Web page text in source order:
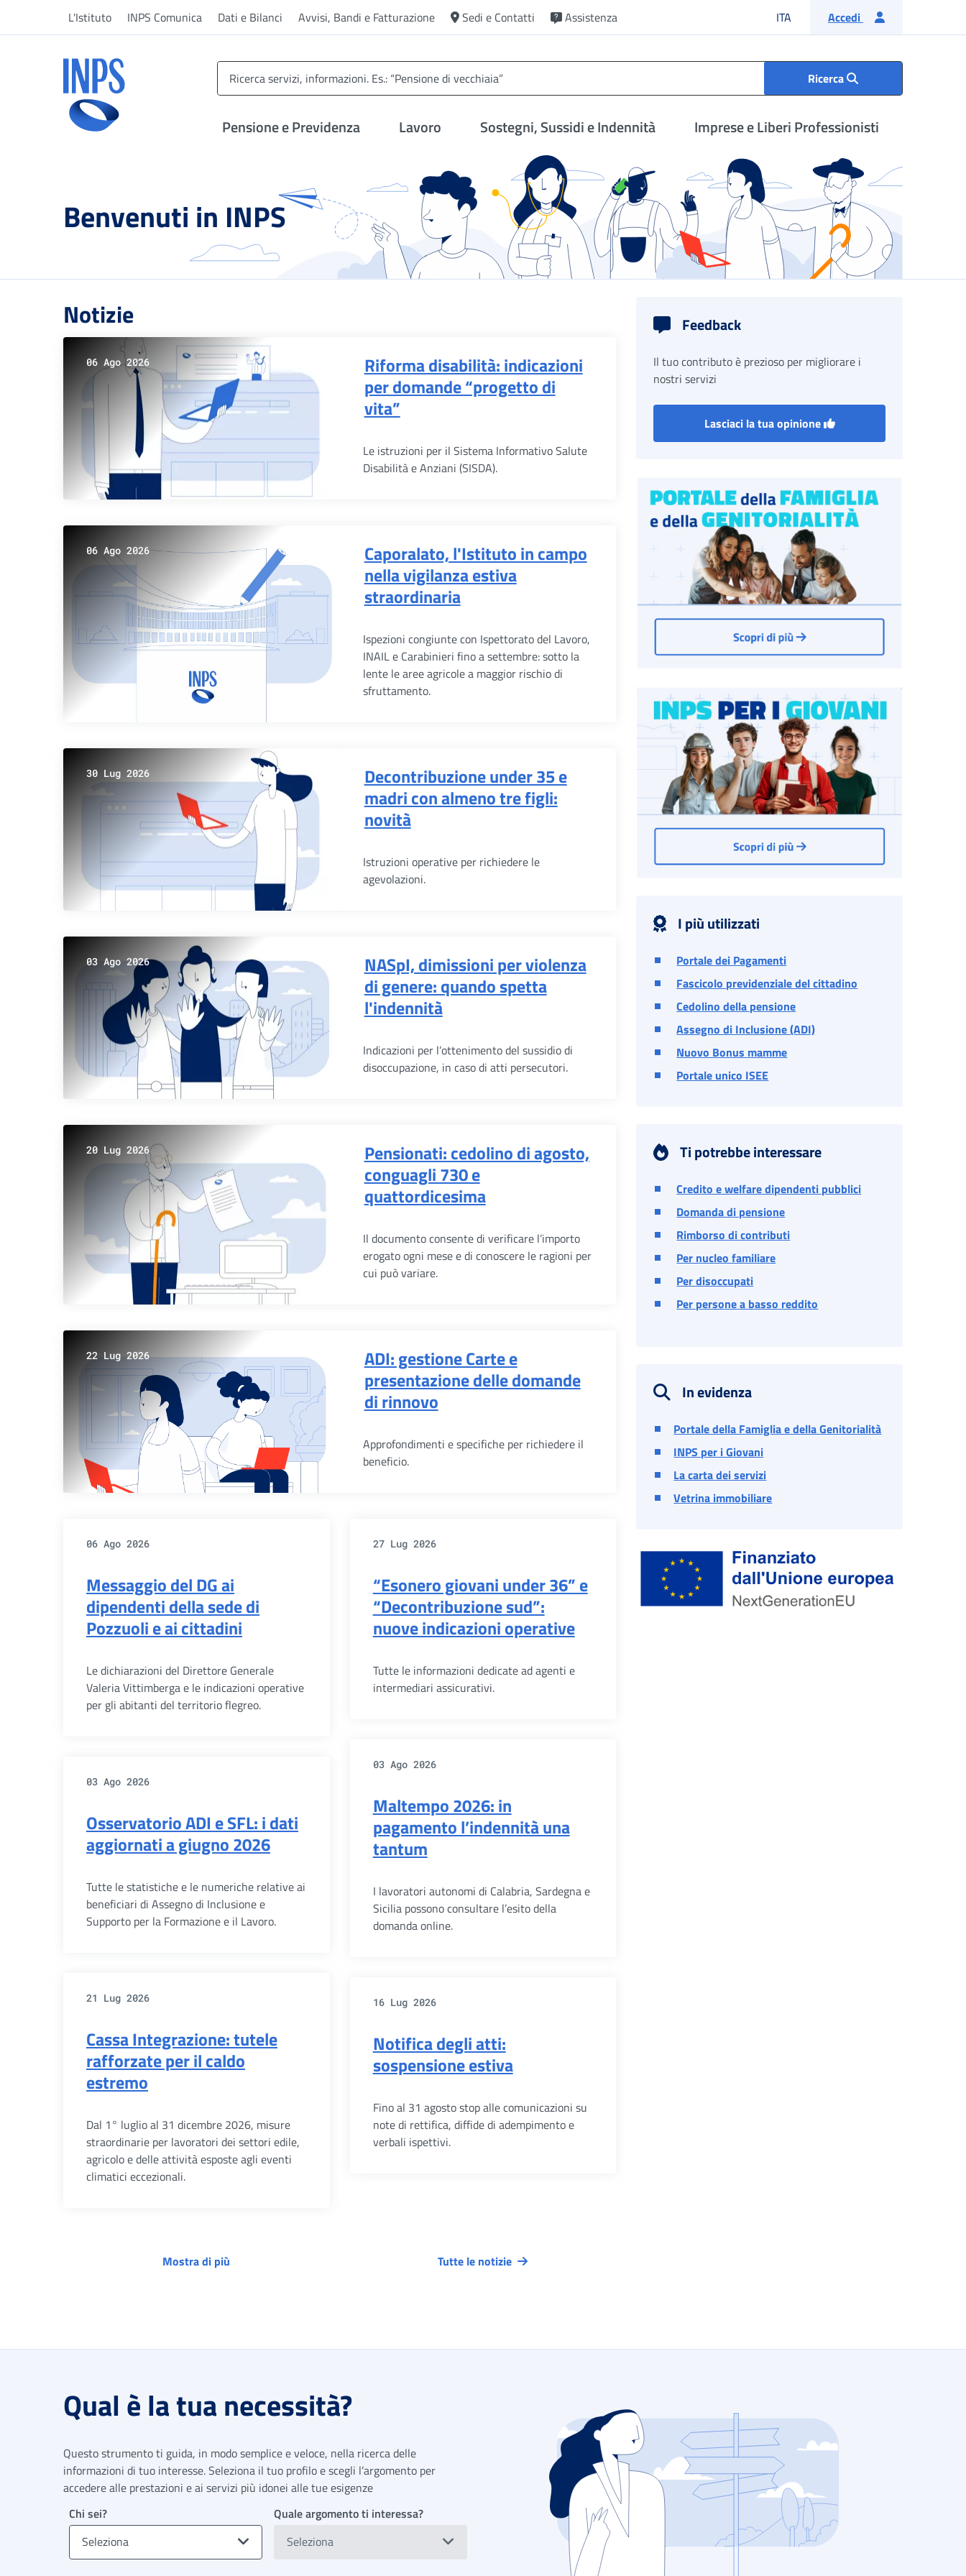
L'Istituto INPS Comunica Dati e Bilanci Avvisi, Bandi e Fatturazione Sedi e Contatti Assistenza ITA Lingua italiana
Accedi
Ricerca
Pensione e Previdenza Lavoro Sostegni, Sussidi e Indennità Imprese e Liberi Professionisti
Benvenuti in INPS
Notizie
06 Ago 2026
Riforma disabilità: indicazioni
per domande “progetto di
vita”
Le istruzioni per il Sistema Informativo Salute
Disabilità e Anziani (SISDA).
06 Ago 2026
Caporalato, l'Istituto in campo
nella vigilanza estiva
straordinaria
Ispezioni congiunte con Ispettorato del Lavoro,
INAIL e Carabinieri fino a settembre: sotto la
lente le aree agricole a maggior rischio di
sfruttamento.
30 Lug 2026
Decontribuzione under 35 e
madri con almeno tre figli:
novità
Istruzioni operative per richiedere le
agevolazioni.
03 Ago 2026
NASpI, dimissioni per violenza
di genere: quando spetta
l'indennità
Indicazioni per l’ottenimento del sussidio di
disoccupazione, in caso di atti persecutori.
20 Lug 2026
Pensionati: cedolino di agosto,
conguagli 730 e
quattordicesima
Il documento consente di verificare l’importo
erogato ogni mese e di conoscere le ragioni per
cui può variare.
22 Lug 2026
ADI: gestione Carte e
presentazione delle domande
di rinnovo
Approfondimenti e specifiche per richiedere il
beneficio.
06 Ago 2026
Messaggio del DG ai
dipendenti della sede di
Pozzuoli e ai cittadini
Le dichiarazioni del Direttore Generale
Valeria Vittimberga e le indicazioni operative
per gli abitanti del territorio flegreo.
27 Lug 2026
“Esonero giovani under 36” e
“Decontribuzione sud”:
nuove indicazioni operative
Tutte le informazioni dedicate ad agenti e
intermediari assicurativi.
03 Ago 2026
Osservatorio ADI e SFL: i dati
aggiornati a giugno 2026
Tutte le statistiche e le numeriche relative ai
beneficiari di Assegno di Inclusione e
Supporto per la Formazione e il Lavoro.
03 Ago 2026
Maltempo 2026: in
pagamento l’indennità una
tantum
I lavoratori autonomi di Calabria, Sardegna e
Sicilia possono consultare l’esito della
domanda online.
21 Lug 2026
Cassa Integrazione: tutele
rafforzate per il caldo
estremo
Dal 1° luglio al 31 dicembre 2026, misure
straordinarie per lavoratori dei settori edile,
agricolo e delle attività esposte agli eventi
climatici eccezionali.
16 Lug 2026
Notifica degli atti:
sospensione estiva
Fino al 31 agosto stop alle comunicazioni su
note di rettifica, diffide di adempimento e
verbali ispettivi.
Mostra di più Tutte le notizie
Feedback
Il tuo contributo è prezioso per migliorare i
nostri servizi
Lasciaci la tua opinione
I più utilizzati
Portale dei Pagamenti
Fascicolo previdenziale del cittadino
Cedolino della pensione
Assegno di Inclusione (ADI)
Nuovo Bonus mamme
Portale unico ISEE
Ti potrebbe interessare
Credito e welfare dipendenti pubblici
Domanda di pensione
Rimborso di contributi
Per nucleo familiare
Per disoccupati
Per persone a basso reddito
In evidenza
Portale della Famiglia e della Genitorialità
INPS per i Giovani
La carta dei servizi
Vetrina immobiliare
Qual è la tua necessità?
Questo strumento ti guida, in modo semplice e veloce, nella ricerca delle
informazioni di tuo interesse. Seleziona il tuo profilo e scegli l’argomento per
accedere alle prestazioni e ai servizi più idonei alle tue esigenze
Chi sei?
Seleziona
Quale argomento ti interessa?
Seleziona